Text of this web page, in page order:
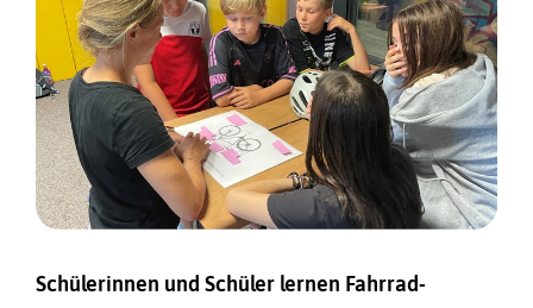
Schülerinnen und Schüler lernen Fahrrad-